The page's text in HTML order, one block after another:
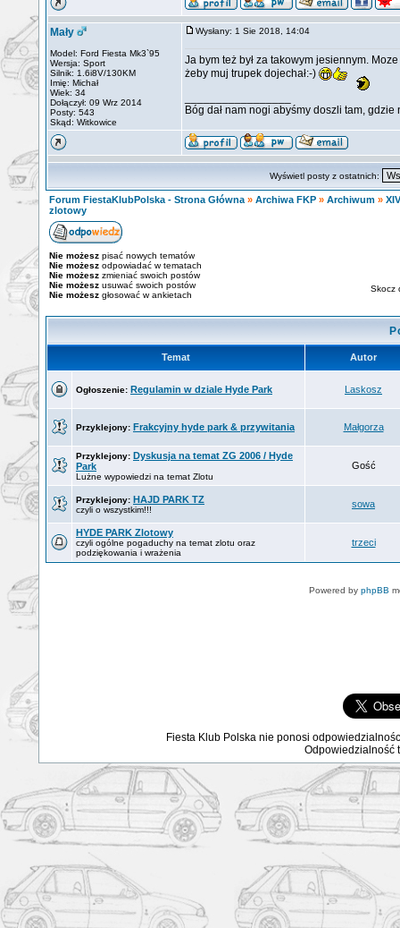
Mały
Model: Ford Fiesta Mk3`95
Wersja: Sport
Silnik: 1.6i8V/130KM
Imię: Michał
Wiek: 34
Dołączył: 09 Wrz 2014
Posty: 543
Skąd: Witkowice
Wysłany: 1 Sie 2018, 14:04
Ja bym też był za takowym jesiennym.
żeby muj trupek dojechał:-)
Bóg dał nam nogi abyśmy doszli tam,
Wyświetl posty z ostatnich:
Forum FiestaKlubPolska - Strona Główna » Archiwa FKP » Archiwum »
zlotowy
Nie możesz pisać nowych tematów
Nie możesz odpowiadać w tematach
Nie możesz zmieniać swoich postów
Nie możesz usuwać swoich postów
Nie możesz głosować w ankietach
Skocz
Temat Autor
Ogłoszenie: Regulamin w dziale Hyde Park Laskosz
Przyklejony: Frakcyjny hyde park & przywitania Małgorza
Przyklejony: Dyskusja na temat ZG 2006 / Hyde
Park
Lużne wypowiedzi na temat Zlotu
Gość
Przyklejony: HAJD PARK TZ
czyli o wszystkim!!!
sowa
HYDE PARK Zlotowy
czyli ogólne pogaduchy na temat zlotu oraz
podziękowania i wrażenia
trzeci
Powered by phpBB
Fiesta Klub Polska nie ponosi
Odpowiedzialność